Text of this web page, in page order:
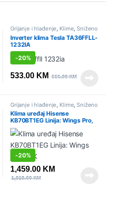
Grijanje i hlađenje, Klime,Sniženo
Inverter klima Tesla TA36FFLL-
1232IA
-20%
533.00 KM 666.00KM
Grijanje i hlađenje Klime ,Sniženo
Klima uređaj Hisense
KB70BT1EG Linija: Wings Pro,
24K
-20%
1,459.00 KM
1,819.00KM